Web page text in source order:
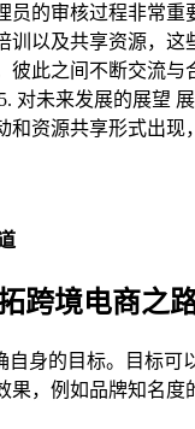
的审核过程非常
以及共享资源，
此之间不断交流
对未来发展的展望
资源共享形式出
跨境电商之
身的目标。目标
，例如品牌知名度